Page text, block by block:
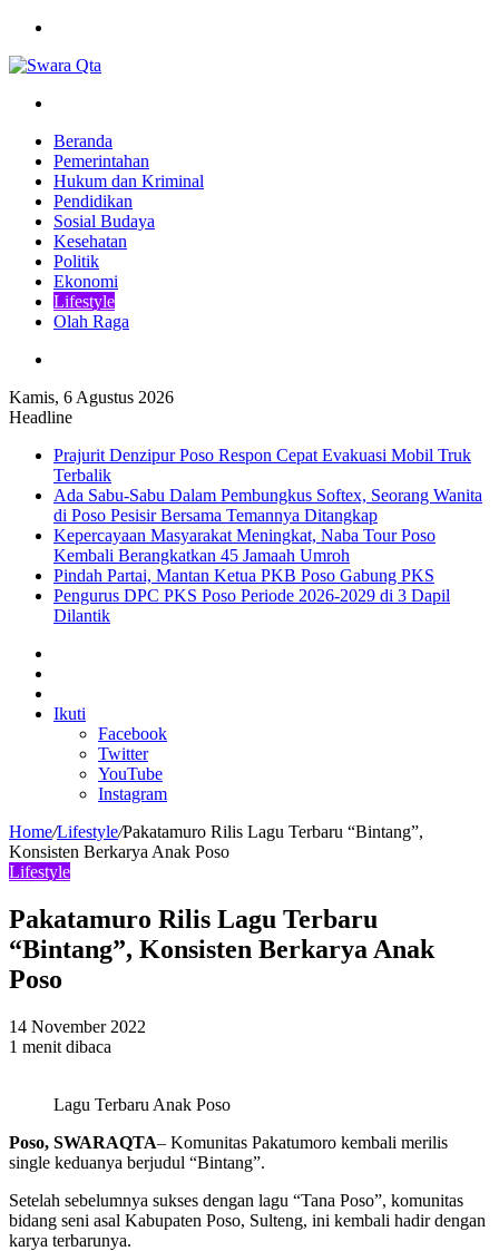
Beranda
Pemerintahan
Hukum dan Kriminal
Pendidikan
Sosial Budaya
Kesehatan
Politik
Ekonomi
Lifestyle
Olah Raga
Kamis, 6 Agustus 2026
Headline
Prajurit Denzipur Poso Respon Cepat Evakuasi Mobil Truk
Terbalik
Ada Sabu-Sabu Dalam Pembungkus Softex, Seorang Wanita
di Poso Pesisir Bersama Temannya Ditangkap
Kepercayaan Masyarakat Meningkat, Naba Tour Poso
Kembali Berangkatkan 45 Jamaah Umroh
Pindah Partai, Mantan Ketua PKB Poso Gabung PKS
Pengurus DPC PKS Poso Periode 2026-2029 di 3 Dapil
Dilantik
In
Ikuti
Facebook
Twitter
YouTube
Instagram
Home/Lifestyle/Pakatamuro Rilis Lagu Terbaru “Bintang”,
Konsisten Berkarya Anak Poso
Lifestyle
Pakatamuro Rilis Lagu Terbaru
“Bintang”, Konsisten Berkarya Anak
Poso
14 November 2022
1 menit dibaca
Lagu Terbaru Anak Poso
Poso, SWARAQTA– Komunitas Pakatumoro kembali merilis
single keduanya berjudul “Bintang”.
Setelah sebelumnya sukses dengan lagu “Tana Poso”, komunitas
bidang seni asal Kabupaten Poso, Sulteng, ini kembali hadir dengan
karya terbarunya.